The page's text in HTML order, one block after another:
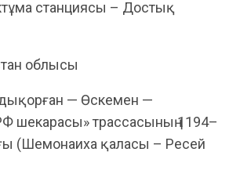
станциясы – Достық
облысы
— Өскемен —
шекарасы» трассасының 1194–
(Шемонаиха қаласы – Ресей